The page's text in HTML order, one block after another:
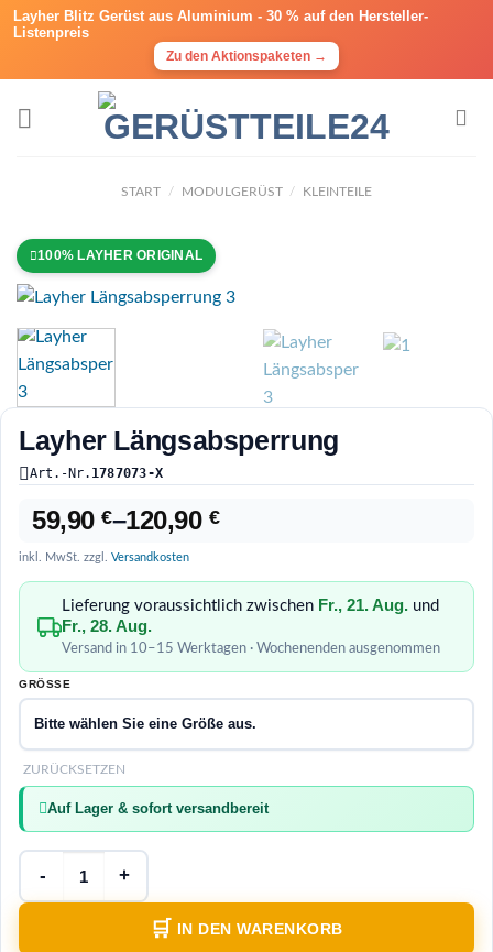
Layher Blitz Gerüst aus Aluminium - 30 % auf den Hersteller-
Listenpreis
Zu den Aktionspaketen →
START / MODULGERÜST / KLEINTEILE
100% LAYHER ORIGINAL
Layher Längsabsperrung
Art.-Nr. 1787073-X
59,90€–120,90 €
inkl. MwSt. zzgl. Versandkosten
Lieferung voraussichtlich zwischen Fr., 21. Aug. und
Fr., 28. Aug.
Versand in 10–15 Werktagen · Wochenenden ausgenommen
GRÖSSE
ZURÜCKSETZEN
Auf Lager & sofort versandbereit
IN DEN WARENKORB